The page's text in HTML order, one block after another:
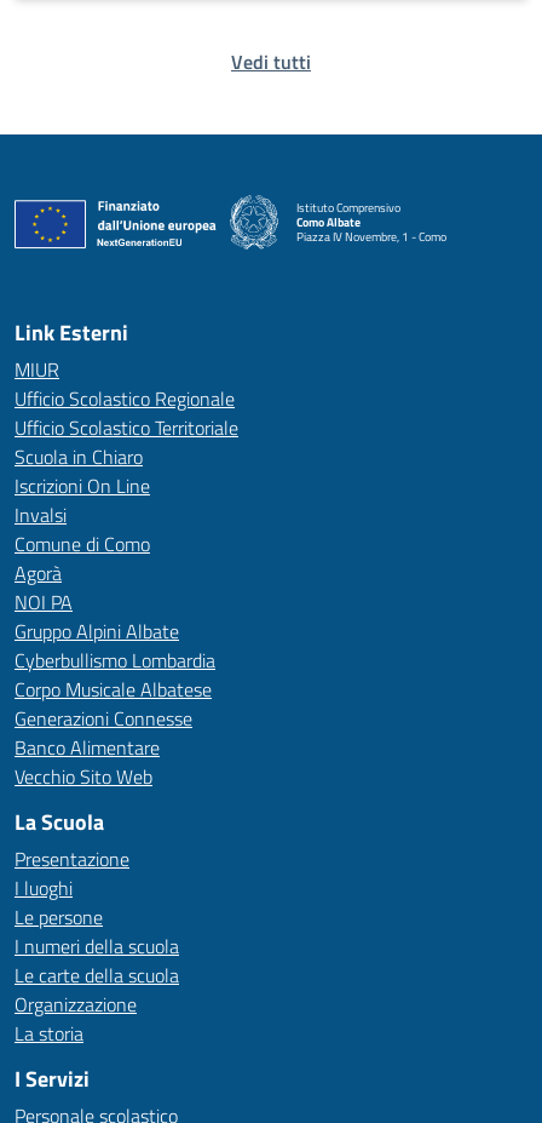
Vedi tutti
Istituto Comprensivo
Como Albate
Piazza IV Novembre, 1 - Como
— Visita la pagina iniziale della scuola
Link Esterni
MIUR
Ufficio Scolastico Regionale
Ufficio Scolastico Territoriale
Scuola in Chiaro
Iscrizioni On Line
Invalsi
Comune di Como
Agorà
NOI PA
Gruppo Alpini Albate
Cyberbullismo Lombardia
Corpo Musicale Albatese
Generazioni Connesse
Banco Alimentare
Vecchio Sito Web
La Scuola
Presentazione
I luoghi
Le persone
I numeri della scuola
Le carte della scuola
Organizzazione
La storia
I Servizi
Personale scolastico